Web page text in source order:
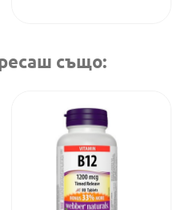
също: